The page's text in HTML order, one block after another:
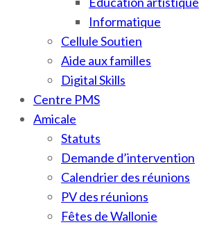
Informatique
Cellule Soutien
Aide aux familles
Digital Skills
Centre PMS
Amicale
Statuts
Demande d’intervention
Calendrier des réunions
PV des réunions
Fêtes de Wallonie